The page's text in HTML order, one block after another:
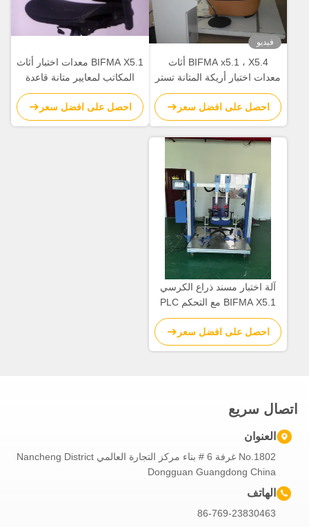
فيديو
BIFMA x5.1 ، X5.4 أثاث
معدات اختبار أريكة المتانة تستر
مع شاشة تعمل باللمس PLC
احصل على افضل سعر
BIFMA X5.1 معدات اختبار أثاث
المكاتب لمعايير متانة قاعدة
الذراع
احصل على افضل سعر
آلة اختبار مسند ذراع الكرسي
BIFMA X5.1 مع التحكم PLC
بارتفاع مسند الذراع 650-780
مم وضمان 18 شهرًا
احصل على افضل سعر
اتصال سريع
العنوان
No.1802 غرفة 6 # بناء مركز التجارة العالمي Nancheng District
Dongguan Guangdong China
الهاتف
86-769-23830463